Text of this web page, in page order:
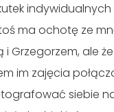
ma ochotę ze
i Grzegorzem, ale
im zajęcia
siebie